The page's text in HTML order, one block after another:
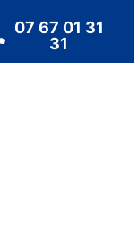
07 67 01 31
31